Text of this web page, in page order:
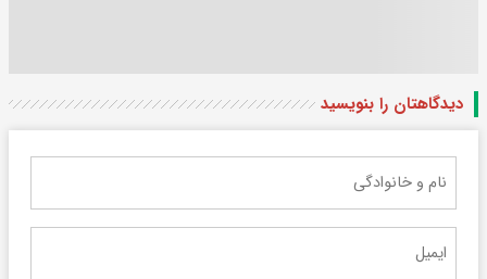
دیدگاهتان را بنویسید